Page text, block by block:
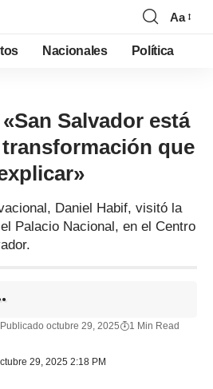
Aa
Nacionales Política
Salvador está
que
Daniel Habif, visitó la
Palacio Nacional, en el Centro
29, 2025 2:18 PM
Publicado octubre 29, 2025 1 Min Read